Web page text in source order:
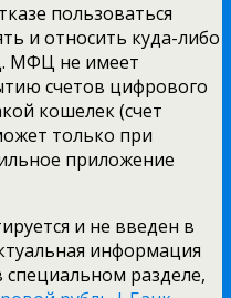
пользоваться
и относить куда-либо
МФЦ не имеет
счетов цифрового
кошелек (счет
только при
приложение
и не введен в
информация
разделе,